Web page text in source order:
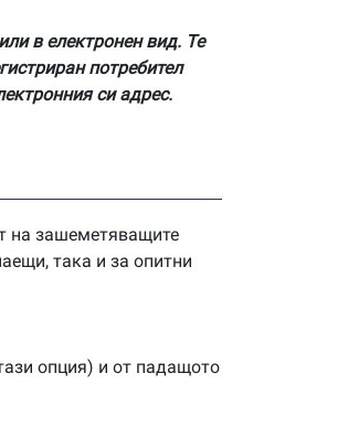
в електронен вид. Те
потребител
си адрес.
на зашеметяващите
така и за опитни
опция) и от падащото